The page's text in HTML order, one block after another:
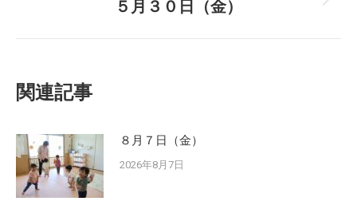
Next
５月３０日（金）
関連記事
８月７日（金）
2026年8月7日